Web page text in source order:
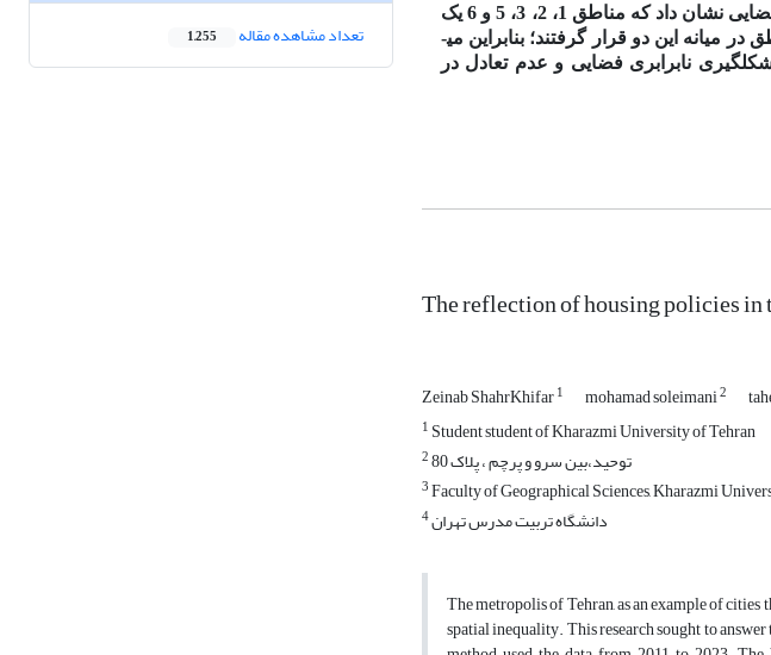
برخوردار و مناطق 18، 19، 20 و 21 به‌عنوان مناطق محروم شناسایی شده‌اند. همچنین خروجی تحلیل فضایی نشان داد که مناطق 1، 2، 3، 5 و 6 یک
با مقادیر کم و سایر مناطق در میانه این دو قرار گرفتند؛ بنابراین می­
نابرابری فضایی و عدم تعادل در
The reflection of housing policies in
Zeinab ShahrKhifar1 mohamad soleimani2
1 Student student of Kharazmi University of Tehran
2 توحید،بین سرو و پرچم ، پلاک 80
3Faculty of Geographical Sciences, Kharazmi
4دانشگاه تربیت مدرس تهران
The metropolis of Tehran, as an example of
spatial inequality. This research sought to
تعداد مشاهده مقاله 1,255